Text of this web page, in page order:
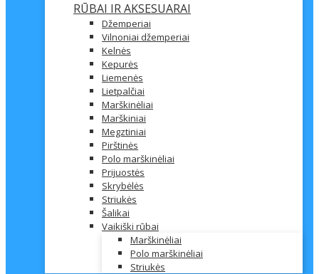
RŪBAI IR AKSESUARAI
Džemperiai
Vilnoniai džemperiai
Kelnės
Kepurės
Liemenės
Lietpalčiai
Marškinėliai
Marškiniai
Megztiniai
Pirštinės
Polo marškinėliai
Prijuostės
Skrybėlės
Striukės
Šalikai
Vaikiški rūbai
Marškinėliai
Polo marškinėliai
Striukės